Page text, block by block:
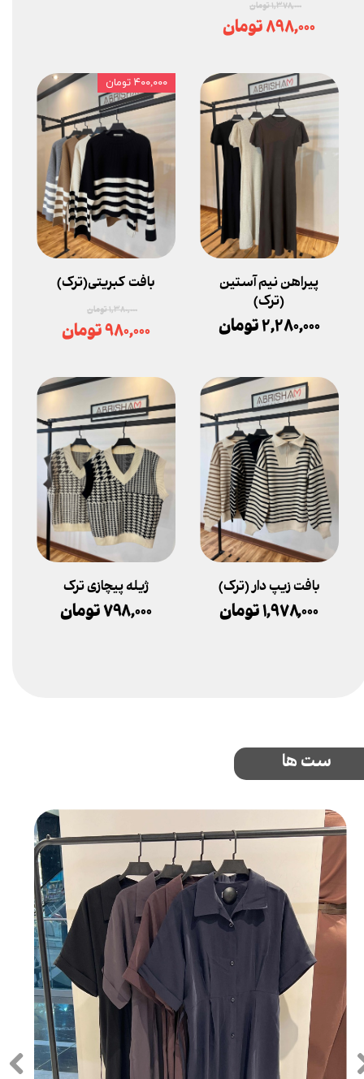
۱,۳۷۸,۰۰۰ تومان
۸۹۸,۰۰۰ تومان
پیراهن نیم آستین
(ترک)
۲,۲۸۰,۰۰۰ تومان
بافت کبریتی(ترک)
۱,۳۸۰,۰۰۰ تومان
۹۸۰,۰۰۰ تومان
۴۰۰,۰۰۰ تومان
بافت زیپ دار (ترک)
۱,۹۷۸,۰۰۰ تومان
ژیله پیچازی ترک
۷۹۸,۰۰۰ تومان
ست ها